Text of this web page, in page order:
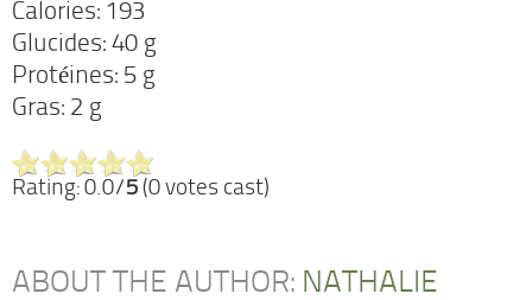
Calories: 193
Glucides: 40 g
Protéines: 5 g
Gras: 2 g
Rating: 0.0/5 (0 votes cast)
ABOUT THE AUTHOR: NATHALIE